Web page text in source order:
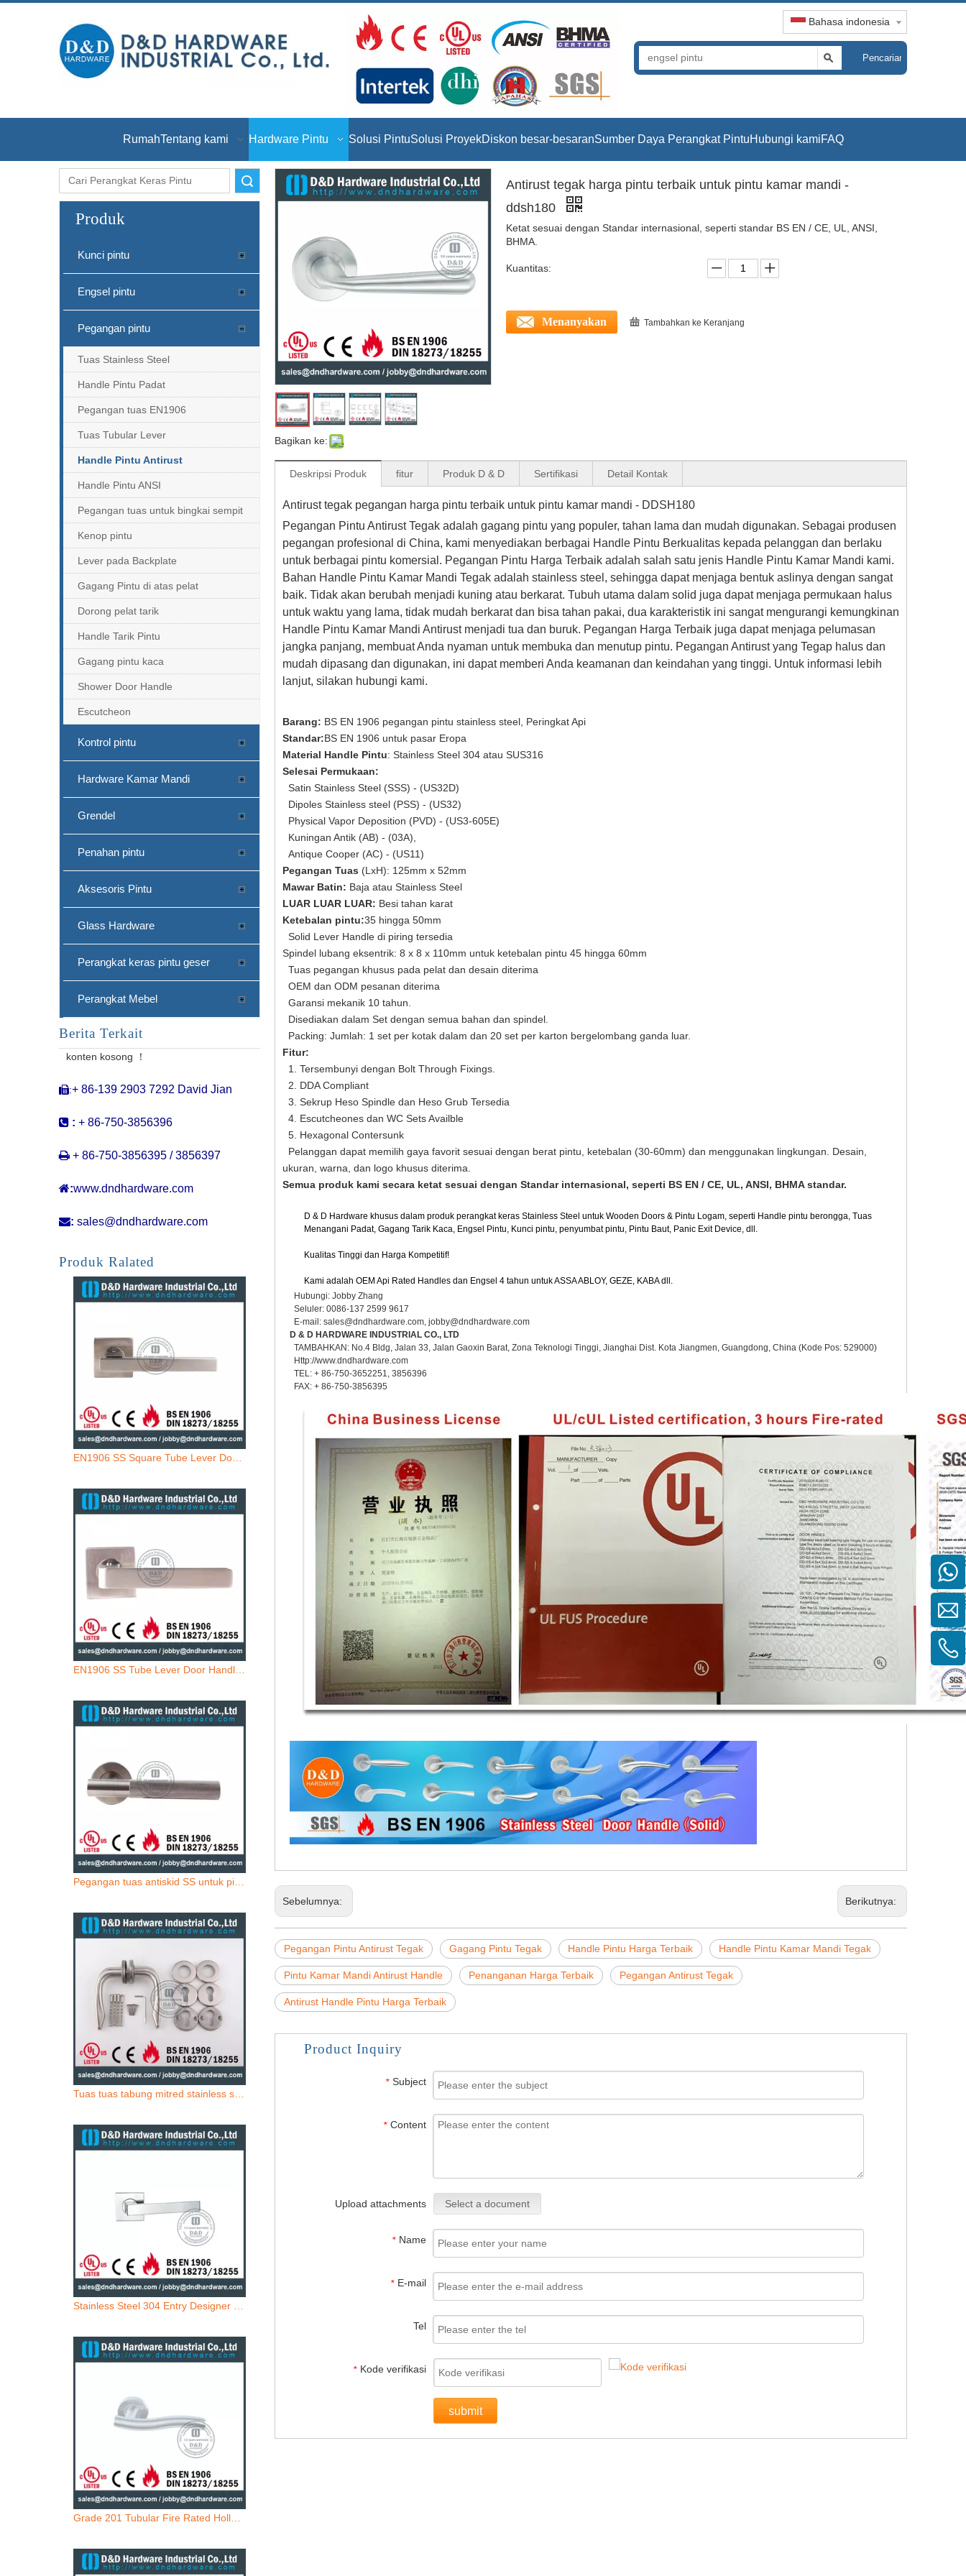
Bahasa indonesia
Pencarian
RumahTentang kami Hardware Pintu Solusi PintuSolusi ProyekDiskon besar-besaranSumber Daya Perangkat PintuHubungi kamiFAQ
Pencarian
Produk
Kunci pintu
Engsel pintu
Pegangan pintu
Tuas Stainless Steel
Handle Pintu Padat
Pegangan tuas EN1906
Tuas Tubular Lever
Handle Pintu Antirust
Handle Pintu ANSI
Pegangan tuas untuk bingkai sempit
Kenop pintu
Lever pada Backplate
Gagang Pintu di atas pelat
Dorong pelat tarik
Handle Tarik Pintu
Gagang pintu kaca
Shower Door Handle
Escutcheon
Kontrol pintu
Hardware Kamar Mandi
Grendel
Penahan pintu
Aksesoris Pintu
Glass Hardware
Perangkat keras pintu geser
Perangkat Mebel
Berita Terkait
konten kosong ！
:+ 86-139 2903 7292 David Jian
 : + 86-750-3856396
 + 86-750-3856395 / 3856397
:www.dndhardware.com
: sales@dndhardware.com
Produk Ralated
Bagikan ke:
Antirust tegak harga pintu terbaik untuk pintu kamar mandi -
ddsh180
Ketat sesuai dengan Standar internasional, seperti standar BS EN / CE, UL, ANSI,
BHMA.
Kuantitas:
Menanyakan Tambahkan ke Keranjang
Deskripsi Produk fitur Produk D & D Sertifikasi Detail Kontak
Antirust tegak pegangan harga pintu terbaik untuk pintu kamar mandi - DDSH180
Pegangan Pintu Antirust Tegak adalah gagang pintu yang populer, tahan lama dan mudah digunakan. Sebagai produsen
pegangan profesional di China, kami menyediakan berbagai Handle Pintu Berkualitas kepada pelanggan dan berlaku
untuk berbagai pintu komersial. Pegangan Pintu Harga Terbaik adalah salah satu jenis Handle Pintu Kamar Mandi kami.
Bahan Handle Pintu Kamar Mandi Tegak adalah stainless steel, sehingga dapat menjaga bentuk aslinya dengan sangat
baik. Tidak akan berubah menjadi kuning atau berkarat. Tubuh utama dalam solid juga dapat menjaga permukaan halus
untuk waktu yang lama, tidak mudah berkarat dan bisa tahan pakai, dua karakteristik ini sangat mengurangi kemungkinan
Handle Pintu Kamar Mandi Antirust menjadi tua dan buruk. Pegangan Harga Terbaik juga dapat menjaga pelumasan
jangka panjang, membuat Anda nyaman untuk membuka dan menutup pintu. Pegangan Antirust yang Tegap halus dan
mudah dipasang dan digunakan, ini dapat memberi Anda keamanan dan keindahan yang tinggi. Untuk informasi lebih
lanjut, silakan hubungi kami.
Barang: BS EN 1906 pegangan pintu stainless steel, Peringkat Api
Standar:BS EN 1906 untuk pasar Eropa
Material Handle Pintu: Stainless Steel 304 atau SUS316
Selesai Permukaan:
Satin Stainless Steel (SSS) - (US32D)
Dipoles Stainless steel (PSS) - (US32)
Physical Vapor Deposition (PVD) - (US3-605E)
Kuningan Antik (AB) - (03A),
Antique Cooper (AC) - (US11)
Pegangan Tuas (LxH): 125mm x 52mm
Mawar Batin: Baja atau Stainless Steel
LUAR LUAR LUAR: Besi tahan karat
Ketebalan pintu:35 hingga 50mm
Solid Lever Handle di piring tersedia
Spindel lubang eksentrik: 8 x 8 x 110mm untuk ketebalan pintu 45 hingga 60mm
Tuas pegangan khusus pada pelat dan desain diterima
OEM dan ODM pesanan diterima
Garansi mekanik 10 tahun.
Disediakan dalam Set dengan semua bahan dan spindel.
Packing: Jumlah: 1 set per kotak dalam dan 20 set per karton bergelombang ganda luar.
Fitur:
1. Tersembunyi dengan Bolt Through Fixings.
2. DDA Compliant
3. Sekrup Heso Spindle dan Heso Grub Tersedia
4. Escutcheones dan WC Sets Availble
5. Hexagonal Contersunk
Pelanggan dapat memilih gaya favorit sesuai dengan berat pintu, ketebalan (30-60mm) dan menggunakan lingkungan. Desain,
ukuran, warna, dan logo khusus diterima.
Semua produk kami secara ketat sesuai dengan Standar internasional, seperti BS EN / CE, UL, ANSI, BHMA standar.
D & D Hardware khusus dalam produk perangkat keras Stainless Steel untuk Wooden Doors & Pintu Logam, seperti Handle pintu berongga, Tuas
Menangani Padat, Gagang Tarik Kaca, Engsel Pintu, Kunci pintu, penyumbat pintu, Pintu Baut, Panic Exit Device, dll.
Kualitas Tinggi dan Harga Kompetitif!
Kami adalah OEM Api Rated Handles dan Engsel 4 tahun untuk ASSA ABLOY, GEZE, KABA dll.
Hubungi: Jobby Zhang
Seluler: 0086-137 2599 9617
E-mail: sales@dndhardware.com, jobby@dndhardware.com
D & D HARDWARE INDUSTRIAL CO., LTD
TAMBAHKAN: No.4 Bldg, Jalan 33, Jalan Gaoxin Barat, Zona Teknologi Tinggi, Jianghai Dist. Kota Jiangmen, Guangdong, China (Kode Pos: 529000)
Http://www.dndhardware.com
TEL: + 86-750-3652251, 3856396
FAX: + 86-750-3856395
Sebelumnya: Berikutnya:
Pegangan Pintu Antirust Tegak Gagang Pintu Tegak Handle Pintu Harga Terbaik Handle Pintu Kamar Mandi Tegak
Pintu Kamar Mandi Antirust Handle Penanganan Harga Terbaik Pegangan Antirust Tegak
Antirust Handle Pintu Harga Terbaik
Product Inquiry
* Subject
* Content
Upload attachments Select a document
* Name
* E-mail
Tel
* Kode verifikasi
submit